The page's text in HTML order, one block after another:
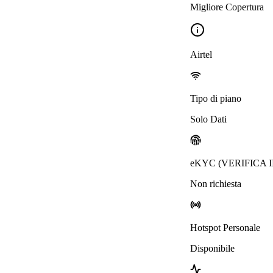
Migliore Copertura
Airtel
Tipo di piano
Solo Dati
eKYC (VERIFICA
Non richiesta
Hotspot Personale
Disponibile